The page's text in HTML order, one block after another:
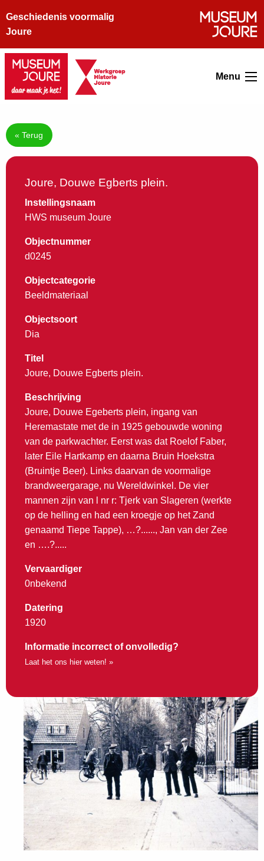
Geschiedenis voormalig
Joure
Menu
« Terug
Joure, Douwe Egberts plein.
Instellingsnaam
HWS museum Joure
Objectnummer
d0245
Objectcategorie
Beeldmateriaal
Objectsoort
Dia
Titel
Joure, Douwe Egberts plein.
Beschrijving
Joure, Douwe Egeberts plein, ingang van
Heremastate met de in 1925 gebouwde woning
van de parkwachter. Eerst was dat Roelof Faber,
later Eile Hartkamp en daarna Bruin Hoekstra
(Bruintje Beer). Links daarvan de voormalige
brandweergarage, nu Wereldwinkel. De vier
mannen zijn van l nr r: Tjerk van Slageren (werkte
op de helling en had een kroegje op het Zand
genaamd Tiepe Tappe), …?......, Jan van der Zee
en ….?.....
Vervaardiger
0nbekend
Datering
1920
Informatie incorrect of onvolledig?
Laat het ons hier weten! »